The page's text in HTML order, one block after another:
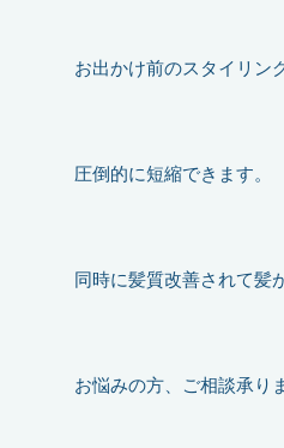
お出かけ前のスタイリン
圧倒的に短縮できます。
同時に髪質改善されて髪
お悩みの方、ご相談承り